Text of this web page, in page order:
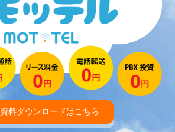
資料ダウンロードはこちら